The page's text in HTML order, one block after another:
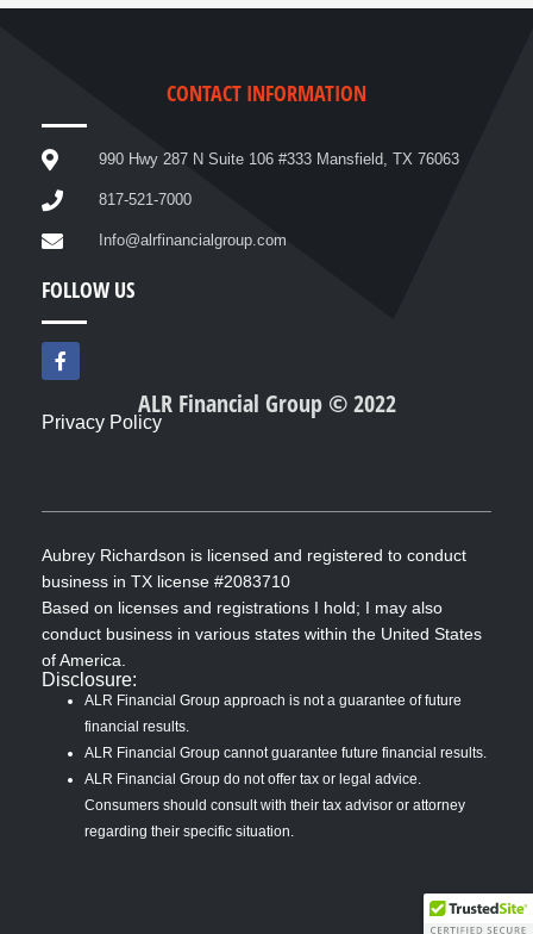
CONTACT INFORMATION
990 Hwy 287 N Suite 106 #333 Mansfield, TX 76063
817-521-7000
Info@alrfinancialgroup.com
FOLLOW US
F
a
c
b
ALR Financial Group © 2022
Privacy Policy
Aubrey Richardson is licensed and registered to conduct
business in TX license #2083710
Based on licenses and registrations I hold; I may also
conduct business in various states within the United States
of America.
Disclosure:
ALR Financial Group approach is not a guarantee of future
financial results.
ALR Financial Group cannot guarantee future financial results.
ALR Financial Group do not offer tax or legal advice.
Consumers should consult with their tax advisor or attorney
regarding their specific situation.